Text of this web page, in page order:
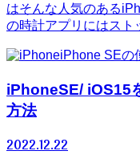
はそんな人気のある
の時計アプリにはスト
iPhone SEの
iPhoneSE/ iOS15
方法
2022.12.22